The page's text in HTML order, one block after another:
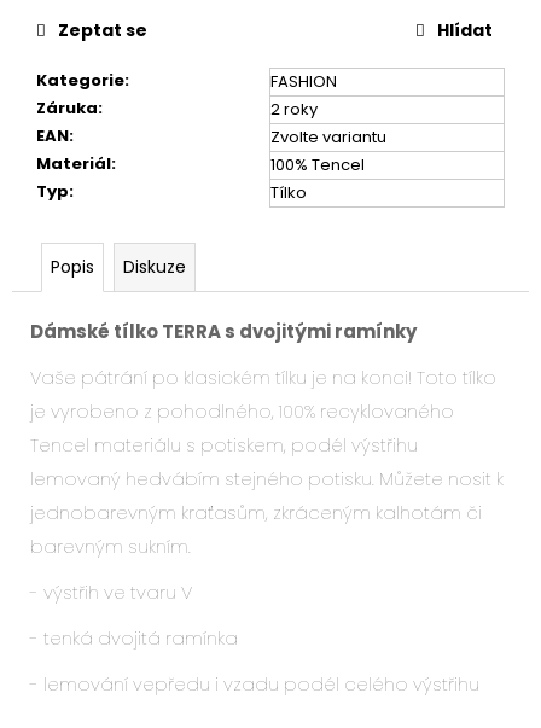
Kategorie:
FASHION
Záruka:
2 roky
EAN:
Zvolte variantu
Materiál:
100% Tencel
Typ: Tílko
Zeptat se Hlídat
Popis Diskuze
Dámské tílko TERRA s dvojitými ramínky
Vaše pátrání po klasickém tílku je na konci! Toto tílko
je vyrobeno z pohodlného, 100% recyklovaného
Tencel materiálu s potiskem, podél výstřihu
lemovaný hedvábím stejného potisku. Můžete nosit k
jednobarevným kraťasům, zkráceným kalhotám či
barevným sukním.
- výstřih ve tvaru V
- tenká dvojitá ramínka
- lemování vepředu i vzadu podél celého výstřihu